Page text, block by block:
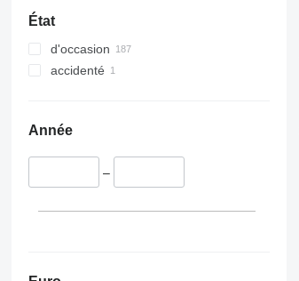
État
d'occasion
accidenté
Année
–